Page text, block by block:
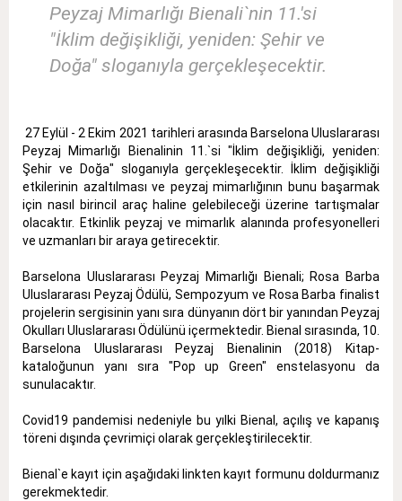
Peyzaj Mimarlığı Bienali`nin 11.'si
"İklim değişikliği, yeniden: Şehir ve
Doğa" sloganıyla gerçekleşecektir.
27 Eylül - 2 Ekim 2021 tarihleri arasında Barselona Uluslararası
Peyzaj Mimarlığı Bienalinin 11.`si "İklim değişikliği, yeniden:
Şehir ve Doğa" sloganıyla gerçekleşecektir. İklim değişikliği
etkilerinin azaltılması ve peyzaj mimarlığının bunu başarmak
için nasıl birincil araç haline gelebileceği üzerine tartışmalar
olacaktır. Etkinlik peyzaj ve mimarlık alanında profesyonelleri
ve uzmanları bir araya getirecektir.
Barselona Uluslararası Peyzaj Mimarlığı Bienali; Rosa Barba
Uluslararası Peyzaj Ödülü, Sempozyum ve Rosa Barba finalist
projelerin sergisinin yanı sıra dünyanın dört bir yanından Peyzaj
Okulları Uluslararası Ödülünü içermektedir. Bienal sırasında, 10.
Barselona Uluslararası Peyzaj Bienalinin (2018) Kitap-
kataloğunun yanı sıra "Pop up Green" enstelasyonu da
sunulacaktır.
Covid19 pandemisi nedeniyle bu yılki Bienal, açılış ve kapanış
töreni dışında çevrimiçi olarak gerçekleştirilecektir.
Bienal`e kayıt için aşağıdaki linkten kayıt formunu doldurmanız
gerekmektedir.